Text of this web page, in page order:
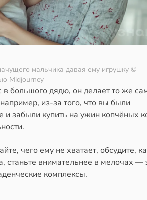
мальчика давая ему игрушку ©
Midjourney
в большого дядю, он делает то же
из-за того, что вы были
и забыли купить на ужин копчёных
чего ему не хватает, обсудите,
станьте внимательнее в мелочах —
комплексы.